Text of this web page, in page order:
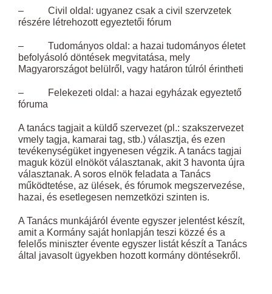
– Civil oldal: ugyanez csak a civil szervzetek
részére létrehozott egyeztetői fórum
– Tudományos oldal: a hazai tudományos életet
befolyásoló döntések megvitatása, mely
Magyarországot belülről, vagy határon túlról érintheti
– Felekezeti oldal: a hazai egyházak egyeztető
fóruma
A tanács tagjait a küldő szervezet (pl.: szakszervezet
vmely tagja, kamarai tag, stb.) választja, és ezen
tevékenységüket ingyenesen végzik. A tanács tagjai
maguk közül elnököt választanak, akit 3 havonta újra
választanak. A soros elnök feladata a Tanács
működtetése, az ülések, és fórumok megszervezése,
hazai, és esetlegesen nemzetközi szinten is.
A Tanács munkájáról évente egyszer jelentést készít,
amit a Kormány saját honlapján teszi közzé és a
felelős miniszter évente egyszer listát készít a Tanács
által javasolt ügyekben hozott kormány döntésekről.